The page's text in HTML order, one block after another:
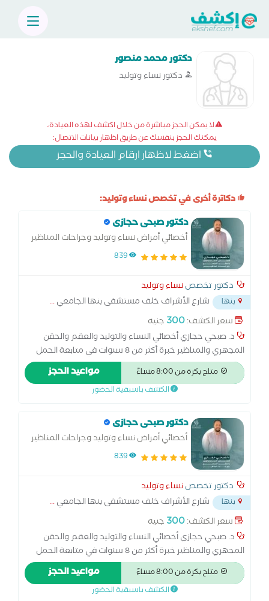
دكتور محمد منصور
دكتور نساء وتوليد
لا يمكن الحجز مباشرة من خلال اكشف لهذه العيادة،
يمكنك الحجز بنفسك عن طريق اظهار بيانات الاتصال:
اضغط لاظهار ارقام العيادة والحجز
دكاترة أخرى في تخصص نساء وتوليد:
دكتور صبحى حجازى
أخصائي أمراض نساء وتوليد وجراحات المناظير
والحقن المجهري وتحديد نوع الجنين
839
دكتور تخصصنساء وتوليد
بنها شارع الأشراف خلف مستشفى بنها الجامعي...
سعر الكشف:300 جنيه
د. صبحي حجازي أخصائي النساء والتوليد والعقم والحقن
المجهري والمناظير خبرة أكثر من 8 سنوات في متابعة الحمل
والولادة الطبيعية والقيصرية، وعلاج تأخر الحمل والحقن
المجهري. متخصص في مناظير الرحم والبطن وعلاج تكيس
المبايض وبطانة الرحم المهاجرة. أسعى لتقديم رعاية متكاملة
وحتى تحقيق حلم الأمومة
متاح بكرة من 8:00 مساءً مواعيد الحجز
الكشف باسبقية الحضور
دكتور صبحى حجازى
أخصائي أمراض نساء وتوليد وجراحات المناظير
والحقن المجهري وتحديد نوع الجنين
839
دكتور تخصصنساء وتوليد
بنها شارع الأشراف خلف مستشفى بنها الجامعي...
سعر الكشف:300 جنيه
د. صبحي حجازي أخصائي النساء والتوليد والعقم والحقن
المجهري والمناظير خبرة أكثر من 8 سنوات في متابعة الحمل
والولادة الطبيعية والقيصرية، وعلاج تأخر الحمل والحقن
المجهري. متخصص في مناظير الرحم والبطن وعلاج تكيس
المبايض وبطانة الرحم المهاجرة. أسعى لتقديم رعاية متكاملة
متاح بكرة من 8:00 مساءً مواعيد الحجز
الكشف باسبقية الحضور